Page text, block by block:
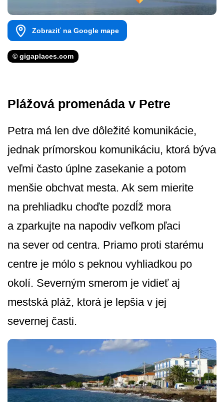
Zobraziť na Google mape
© gigaplaces.com
Plážová promenáda v Petre
Petra má len dve dôležité komunikácie,
jednak prímorskou komunikáciu, ktorá býva
veľmi často úplne zasekanie a potom
menšie obchvat mesta. Ak sem mierite
na prehliadku choďte pozdĺž mora
a zparkujte na napodiv veľkom pľaci
na sever od centra. Priamo proti starému
centre je mólo s peknou vyhliadkou po
okolí. Severným smerom je vidieť aj
mestská pláž, ktorá je lepšia v jej
severnej časti.